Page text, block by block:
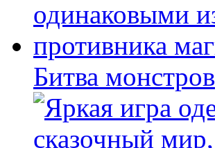
Битва монстров